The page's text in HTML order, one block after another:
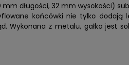
mm długości, 32 mm wysokości)
końcówki nie tylko dodają
Wykonana z metalu, gałka jest